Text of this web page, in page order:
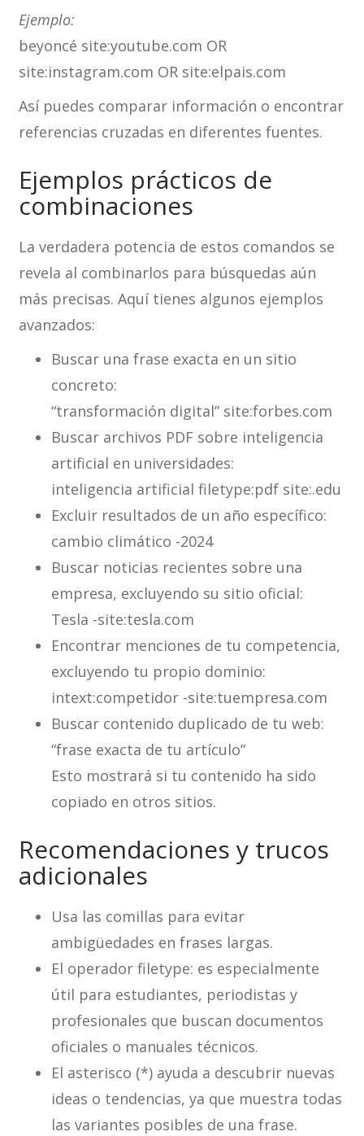
Ejemplo:
beyoncé site:youtube.com OR
site:instagram.com OR site:elpais.com
Así puedes comparar información o encontrar
referencias cruzadas en diferentes fuentes.
Ejemplos prácticos de
combinaciones
La verdadera potencia de estos comandos se
revela al combinarlos para búsquedas aún
más precisas. Aquí tienes algunos ejemplos
avanzados:
Buscar una frase exacta en un sitio
concreto:
“transformación digital” site:forbes.com
Buscar archivos PDF sobre inteligencia
artificial en universidades:
inteligencia artificial filetype:pdf site:.edu
Excluir resultados de un año específico:
cambio climático -2024
Buscar noticias recientes sobre una
empresa, excluyendo su sitio oficial:
Tesla -site:tesla.com
Encontrar menciones de tu competencia,
excluyendo tu propio dominio:
intext:competidor -site:tuempresa.com
Buscar contenido duplicado de tu web:
“frase exacta de tu artículo”
Esto mostrará si tu contenido ha sido
copiado en otros sitios.
Recomendaciones y trucos
adicionales
Usa las comillas para evitar
ambigüedades en frases largas.
El operador filetype: es especialmente
útil para estudiantes, periodistas y
profesionales que buscan documentos
oficiales o manuales técnicos.
El asterisco (*) ayuda a descubrir nuevas
ideas o tendencias, ya que muestra todas
las variantes posibles de una frase.